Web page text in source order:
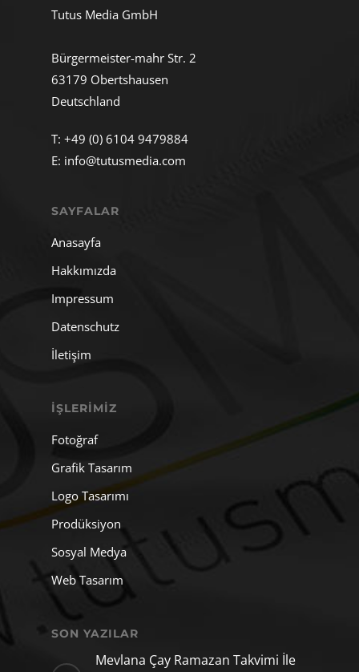
Tutus Media GmbH
Bürgermeister-mahr Str. 2
63179 Obertshausen
Deutschland
T: +49 (0) 6104 9479884
E: info@tutusmedia.com
SAYFALAR
Anasayfa
Hakkımızda
Impressum
Datenschutz
İletişim
İŞLERIMIZ
Fotoğraf
Grafik Tasarım
Logo Tasarımı
Prodüksiyon
Sosyal Medya
Web Tasarım
SON YAZILAR
Mevlana Çay Ramazan Takvimi İle